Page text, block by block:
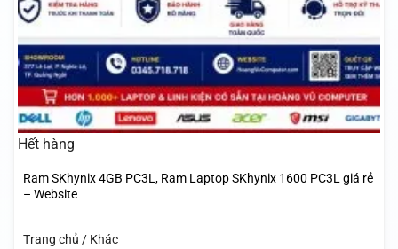
Hết hàng
Ram SKhynix 4GB PC3L, Ram Laptop SKhynix 1600 PC3L giá rẻ
– Website
Trang chủ / Khác